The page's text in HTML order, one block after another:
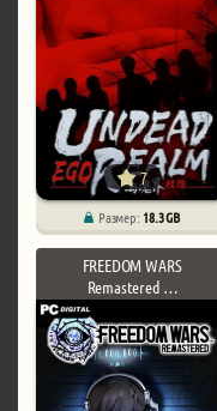
7
Размер: 18.3 GB
FREEDOM WARS
Remastered …